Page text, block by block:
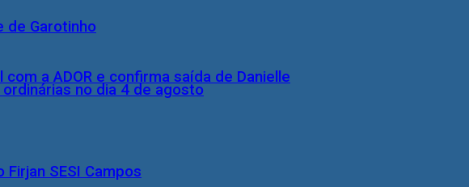
a ADOR e confirma saída de Danielle
SESI Campos
de Garotinho
no dia 4 de agosto